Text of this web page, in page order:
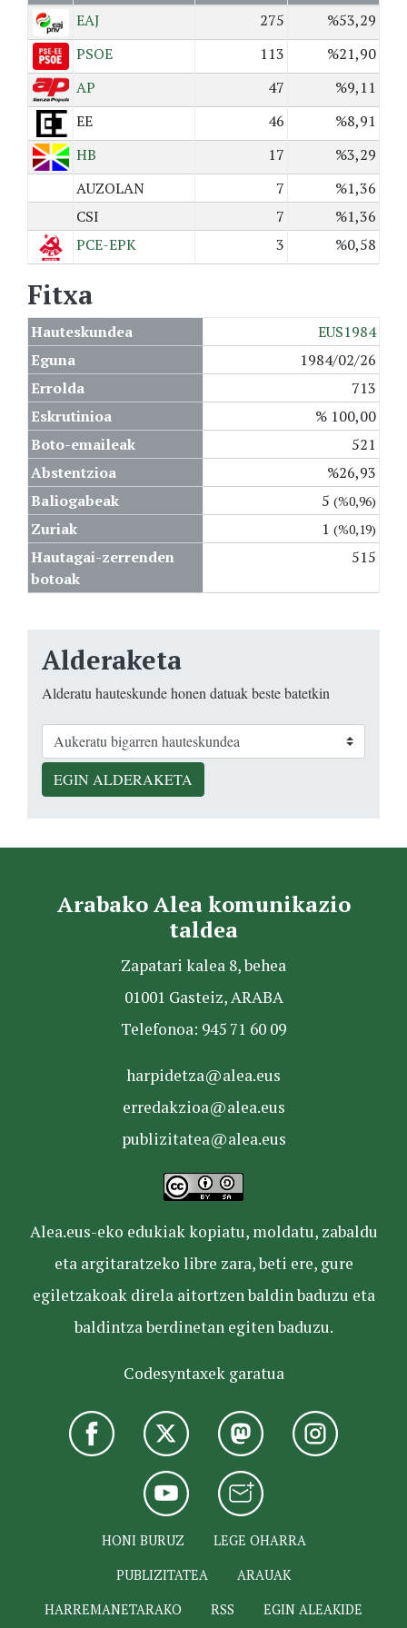
EAJ
275
%53,29
PSOE
113
%21,90
AP
47
%9,11
EE
46
%8,91
HB
17
%3,29
AUZOLAN
7
%1,36
CSI
7
%1,36
PCE-EPK
3 %0,58
Fitxa
Hauteskundea
EUS1984
Eguna
1984/02/26
Errolda
713
Eskrutinioa
% 100,00
Boto-emaileak
521
Abstentzioa
%26,93
Baliogabeak
5 (%0,96)
Zuriak 1 (%0,19)
Hautagai-zerrenden
botoak
515
Alderaketa
Alderatu hauteskunde honen datuak beste batetkin
EGIN ALDERAKETA
Arabako Alea komunikazio
taldea
Zapatari kalea 8, behea
01001 Gasteiz, ARABA
Telefonoa: 945 71 60 09
harpidetza@alea.eus
erredakzioa@alea.eus
publizitatea@alea.eus
Alea.eus-eko edukiak kopiatu, moldatu, zabaldu
eta argitaratzeko libre zara, beti ere, gure
egiletzakoak direla aitortzen baldin baduzu eta
baldintza berdinetan egiten baduzu.
Codesyntaxek garatua
HONI BURUZ
LEGE OHARRA
PUBLIZITATEA
ARAUAK
HARREMANETARAKO
RSS EGIN ALEAKIDE